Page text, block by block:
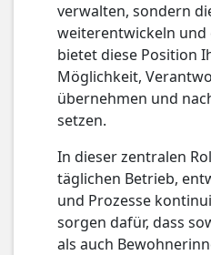
verwalten, sondern
weiterentwickeln und
bietet diese Position
Möglichkeit,
übernehmen und
setzen.
In dieser zentralen
täglichen Betrieb,
und Prozesse
sorgen dafür, dass
als auch